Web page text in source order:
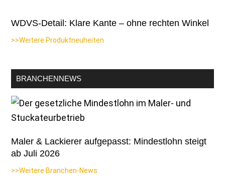
WDVS-Detail: Klare Kante – ohne rechten Winkel
>>Weitere Produktneuheiten
BRANCHENNEWS
Maler & Lackierer aufgepasst: Mindestlohn steigt
ab Juli 2026
>>Weitere Branchen-News